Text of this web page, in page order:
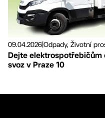
09.04.2026Odpady, Životní
Dejte elektrospotřebičům
svoz v Praze 10